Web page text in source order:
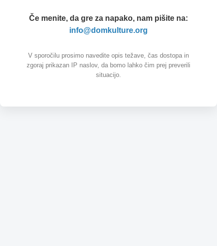
Če menite, da gre za napako, nam pišite na:
info@domkulture.org
V sporočilu prosimo navedite opis težave, čas dostopa in
zgoraj prikazan IP naslov, da bomo lahko čim prej preverili
situacijo.